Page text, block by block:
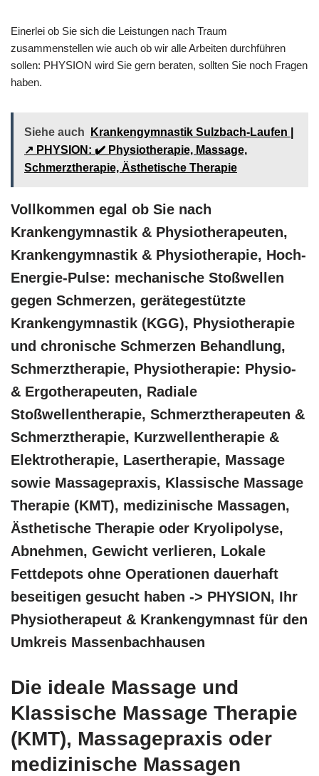
Einerlei ob Sie sich die Leistungen nach Traum
zusammenstellen wie auch ob wir alle Arbeiten durchführen
sollen: PHYSION wird Sie gern beraten, sollten Sie noch Fragen
haben.
Siehe auch
Krankengymnastik Sulzbach-Laufen |
↗️ PHYSION: ✔️ Physiotherapie, Massage,
Schmerztherapie, Ästhetische Therapie
Vollkommen egal ob Sie nach
Krankengymnastik & Physiotherapeuten,
Krankengymnastik & Physiotherapie, Hoch-
Energie-Pulse: mechanische Stoßwellen
gegen Schmerzen, gerätegestützte
Krankengymnastik (KGG), Physiotherapie
und chronische Schmerzen Behandlung,
Schmerztherapie, Physiotherapie: Physio-
& Ergotherapeuten, Radiale
Stoßwellentherapie, Schmerztherapeuten &
Schmerztherapie, Kurzwellentherapie &
Elektrotherapie, Lasertherapie, Massage
sowie Massagepraxis, Klassische Massage
Therapie (KMT), medizinische Massagen,
Ästhetische Therapie oder Kryolipolyse,
Abnehmen, Gewicht verlieren, Lokale
Fettdepots ohne Operationen dauerhaft
beseitigen gesucht haben -> PHYSION, Ihr
Physiotherapeut & Krankengymnast für den
Umkreis Massenbachhausen
Die ideale Massage und
Klassische Massage Therapie
(KMT), Massagepraxis oder
medizinische Massagen